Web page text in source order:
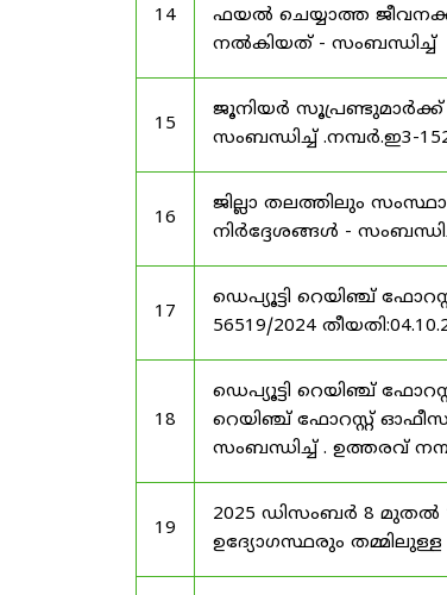
14
ഫയൽ ചെയ്യാത്ത
നൽകിയത് - സംബന്ധിച്ച്
15
ജൂനിയർ
സംബന്ധിച്ച് .നമ്പർ.ഇ3-
16
ജില്ലാ തലത്തിലും
നിർദ്ദേശങ്ങൾ -
17
ഡെപ്യൂട്ടി റെയിഞ്ച്
56519/2024
18
ഡെപ്യൂട്ടി റെയിഞ്ച്
റെയിഞ്ച് ഫോറസ്റ്റ്
സംബന്ധിച്ച് . ഉത്തരവ്
19
2025 ഡിസംബർ 8
ഉദ്യോഗസ്ഥരും